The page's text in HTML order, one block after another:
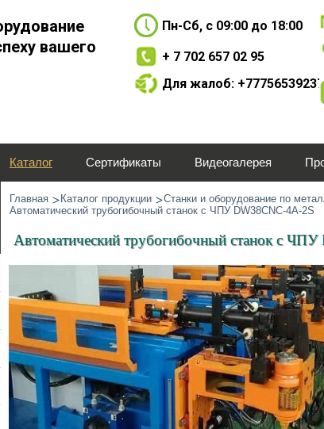
вашего
Пн-Сб, с 09:00 до 18:00
+ 7 702 657 02 95
Для жалоб: +77756539237
Каталог Сертификаты Видеогалерея
Главная Каталог продукции Станки и оборудование по
Автоматический трубогибочный станок с ЧПУ DW38CNC-4A-2S
Автоматический трубогибочный станок с